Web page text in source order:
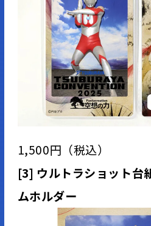
1,500円（税込）
[3] ウルトラショット台
ムホルダー